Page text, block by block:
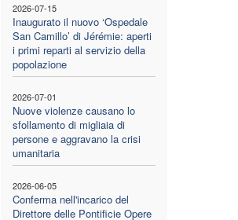
2026-07-15
Inaugurato il nuovo ‘Ospedale
San Camillo’ di Jérémie: aperti
i primi reparti al servizio della
popolazione
2026-07-01
Nuove violenze causano lo
sfollamento di migliaia di
persone e aggravano la crisi
umanitaria
2026-06-05
Conferma nell'incarico del
Direttore delle Pontificie Opere